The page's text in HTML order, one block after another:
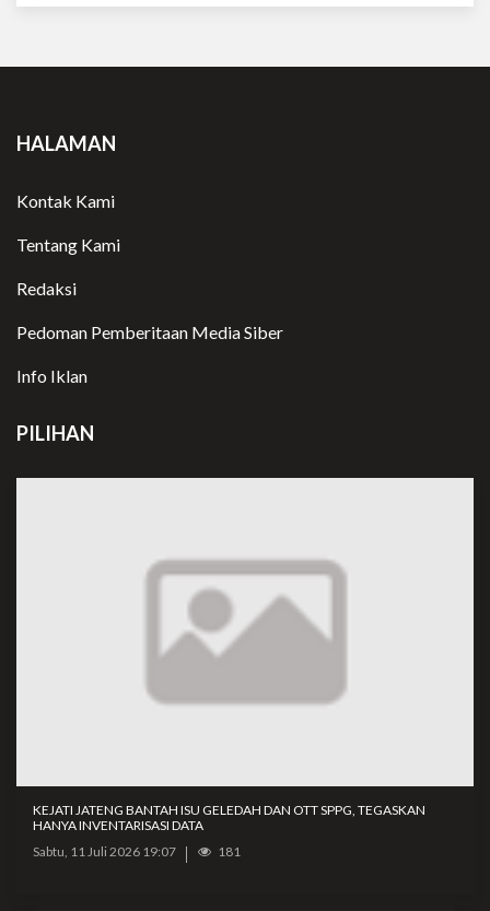
HALAMAN
Kontak Kami
Tentang Kami
Redaksi
Pedoman Pemberitaan Media Siber
Info Iklan
PILIHAN
KEJATI JATENG BANTAH ISU GELEDAH DAN OTT SPPG, TEGASKAN
HANYA INVENTARISASI DATA
Sabtu, 11 Juli 2026 19:07
181